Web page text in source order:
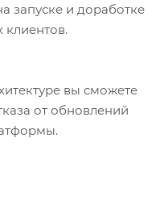
запуске и доработке
клиентов.
вы сможете
от обновлений